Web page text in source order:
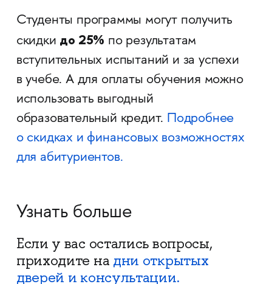
Студенты программы могут получить
скидки до 25% по результатам
вступительных испытаний и за успехи
в учебе. А для оплаты обучения можно
использовать выгодный
образовательный кредит. Подробнее
о скидках и финансовых возможностях
для абитуриентов.
Узнать больше
Если у вас остались вопросы,
приходите на дни открытых
дверей и консультации.